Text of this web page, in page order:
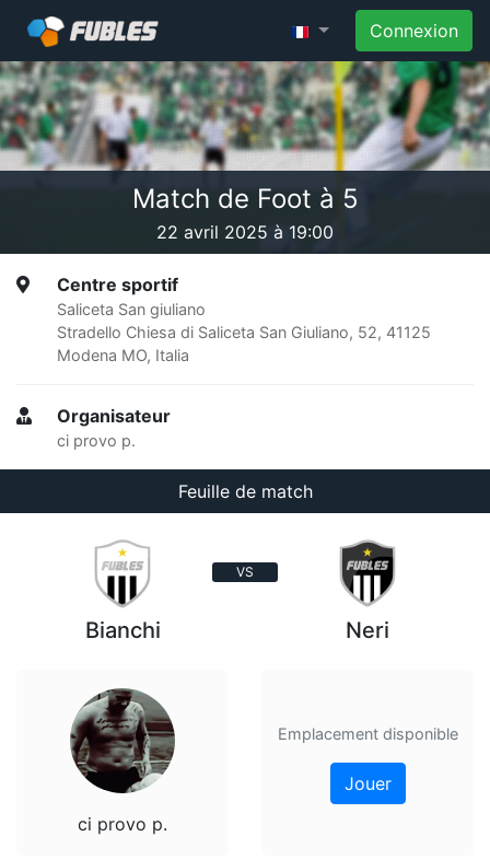
Connexion
Match de Foot à 5
22 avril 2025 à 19:00
Centre sportif
Saliceta San giuliano
Stradello Chiesa di Saliceta San Giuliano, 52, 41125
Modena MO, Italia
Organisateur
ci provo p.
Feuille de match
VS
Bianchi
ci provo p.
Neri
Emplacement disponible
Jouer